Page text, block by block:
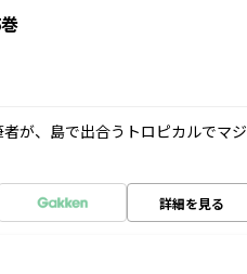
が、島で出合うトロピカルでマジ
詳細を見る